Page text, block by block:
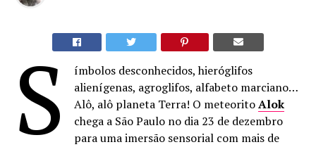
S
ímbolos desconhecidos, hieróglifos
alienígenas, agroglifos, alfabeto marciano…
Alô, alô planeta Terra! O meteoritoAlok
chega a São Paulo no dia 23 de dezembro
para uma imersão sensorial com mais de